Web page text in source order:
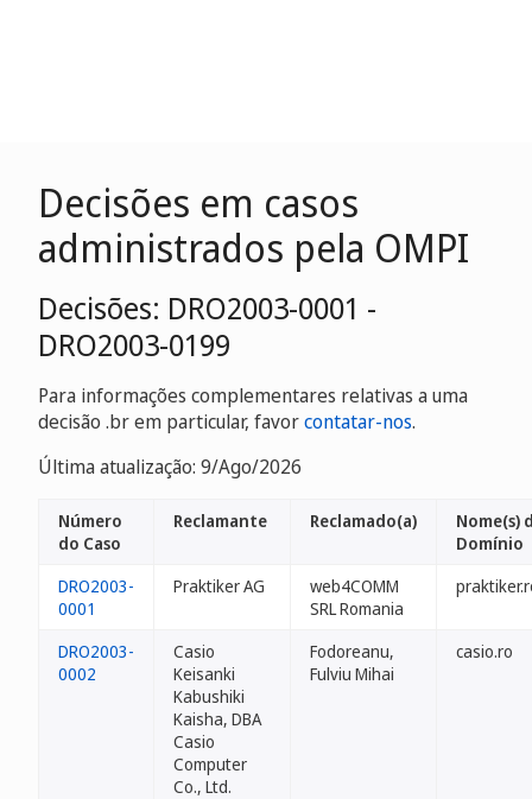
Decisões em casos
administrados pela OMPI
Decisões: DRO2003-0001 -
DRO2003-0199
Para informações complementares relativas a uma
decisão .br em particular, favorcontatar-nos.
Última atualização: 9/Ago/2026
Número
do Caso
Reclamante Reclamado(a)
Nome(s)
Domínio
DRO2003-
0001
Praktiker AG
web4COMM
SRL Romania
DRO2003-
0002
Casio
Keisanki
Kabushiki
Kaisha, DBA
Casio
Computer
Co., Ltd.
Fodoreanu,
Fulviu Mihai
casio.ro